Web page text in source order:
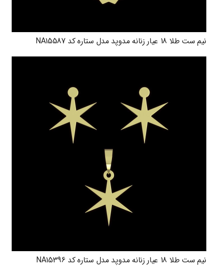
نیم ست طلا 18 عیار زنانه مدوپد مدل ستاره کد NA15587
نیم ست طلا 18 عیار زنانه مدوپد مدل ستاره کد NA15396